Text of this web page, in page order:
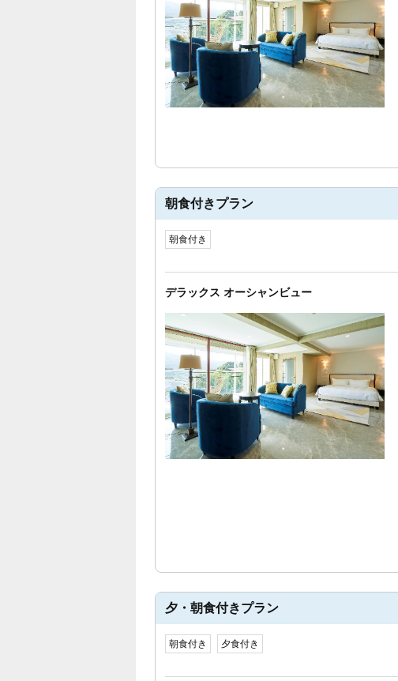
朝食付きプラン
朝食付き
デラックス オーシャンビュー
夕・朝食付きプラン
朝食付き 夕食付き